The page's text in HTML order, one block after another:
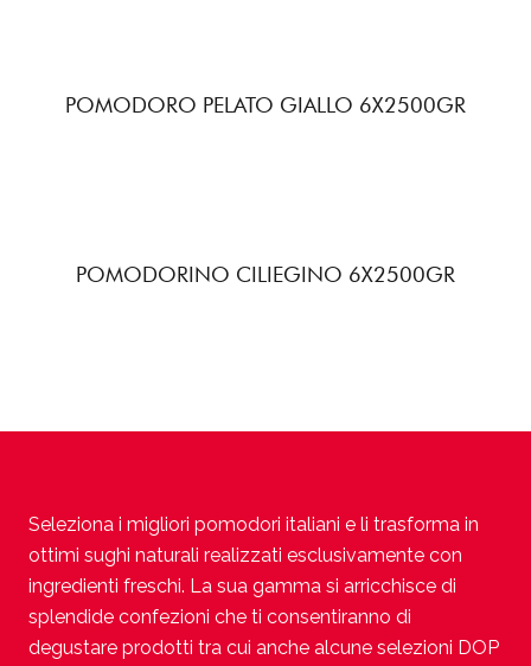
POMODORO PELATO GIALLO 6X2500GR
POMODORINO CILIEGINO 6X2500GR
Seleziona i migliori pomodori italiani e li trasforma in
ottimi sughi naturali realizzati esclusivamente con
ingredienti freschi. La sua gamma si arricchisce di
splendide confezioni che ti consentiranno di
degustare prodotti tra cui anche alcune selezioni DOP